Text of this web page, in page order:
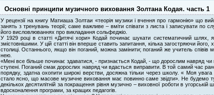
Основні принципи музичного виховання Золтана Кодая. часть 1
У рецензії на книгу Матиаша Золтаи «теорія музики і вчення про гармонію» що
занять з тренувань теорії; саме важливе – вміти співати з листа і записувати по
його висловлюваннях про викладання сольфеджіо.
У 1929 році в статті «Дитячі хори» Кодай починає шукати систематичний шлях,
змістовнішими. У цій статті він вперше ставить запитання, кілька загостряючи
столиці. Останнього, якщо він поганий, можна замінити; поганий же учитель співів
нею.
«Мені все більше починає здаватися, - признається Кодай, - що дорослим навряд
ступені. Поганий смак дорослих навряд чи вдасться виправити. В той самий час
порядку, здатна охопити широкі верстви, досяжна тільки через школу. « Моя
стало ясно, що масове музичне виховання має повинно саме звідти». Не будемо
декількох десятилітній за покращення рівня музично – виховної роботи в
вдосконалення програми, за кращих педагогів.